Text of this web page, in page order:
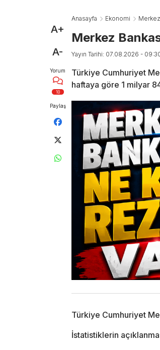
A+
A-
Yorum
10
Paylaş
Anasayfa Ekonomi
Merkez
Yayın Tarihi: 07.08.2026 -
Türkiye Cumhuriyet
haftaya göre 1 milyar
Türkiye Cumhuriyet
İstatistiklerin